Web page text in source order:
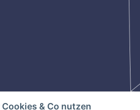
& Co nutzen